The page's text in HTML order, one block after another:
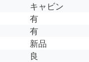
キャビン
有
有
新品
良